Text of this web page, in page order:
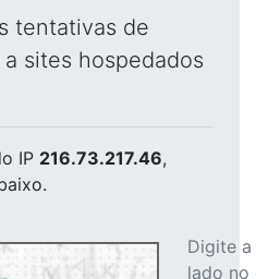
tentativas de
sites hospedados
IP 216.73.217.46,
Digite
lado no